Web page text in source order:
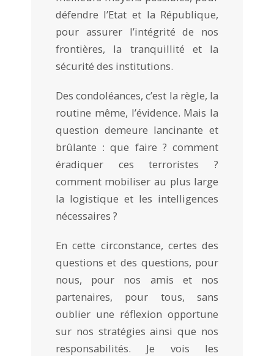
défendre l’Etat et la République,
pour assurer l’intégrité de nos
frontières, la tranquillité et la
sécurité des institutions.
Des condoléances, c’est la règle, la
routine même, l’évidence. Mais la
question demeure lancinante et
brûlante : que faire ? comment
éradiquer ces terroristes ?
comment mobiliser au plus large
la logistique et les intelligences
nécessaires ?
En cette circonstance, certes des
questions et des questions, pour
nous, pour nos amis et nos
partenaires, pour tous, sans
oublier une réflexion opportune
sur nos stratégies ainsi que nos
responsabilités. Je vois les